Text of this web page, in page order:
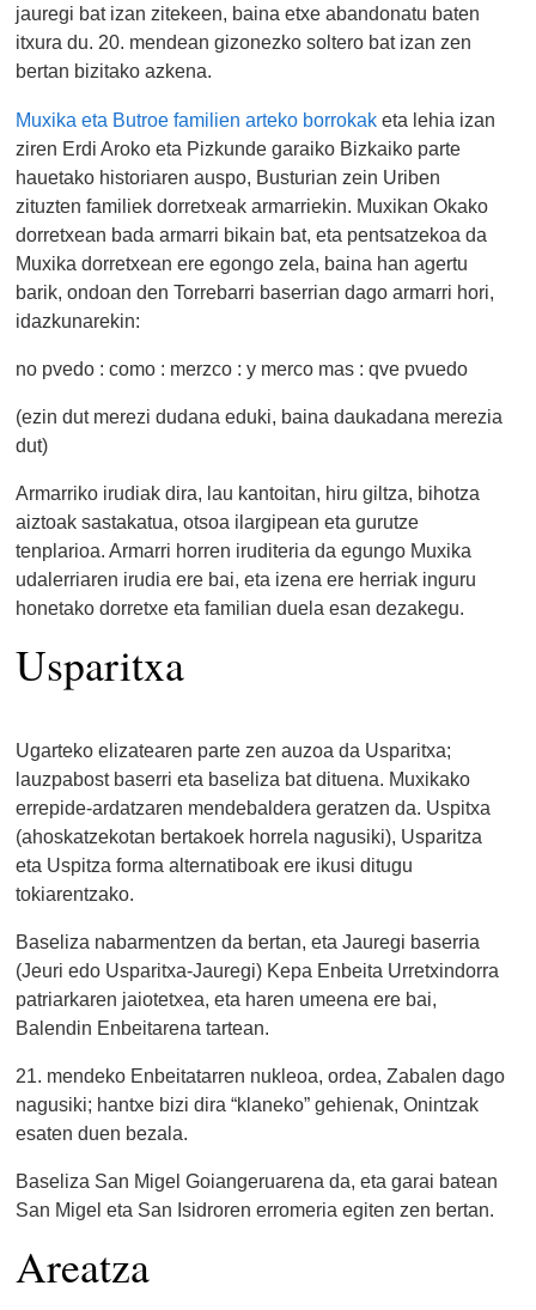
jauregi bat izan zitekeen, baina etxe abandonatu baten
itxura du. 20. mendean gizonezko soltero bat izan zen
bertan bizitako azkena.
Muxika eta Butroe familien arteko borrokak eta lehia izan
ziren Erdi Aroko eta Pizkunde garaiko Bizkaiko parte
hauetako historiaren auspo, Busturian zein Uriben
zituzten familiek dorretxeak armarriekin. Muxikan Okako
dorretxean bada armarri bikain bat, eta pentsatzekoa da
Muxika dorretxean ere egongo zela, baina han agertu
barik, ondoan den Torrebarri baserrian dago armarri hori,
idazkunarekin:
no pvedo : como : merzco : y merco mas : qve pvuedo
(ezin dut merezi dudana eduki, baina daukadana merezia
dut)
Armarriko irudiak dira, lau kantoitan, hiru giltza, bihotza
aiztoak sastakatua, otsoa ilargipean eta gurutze
tenplarioa. Armarri horren iruditeria da egungo Muxika
udalerriaren irudia ere bai, eta izena ere herriak inguru
honetako dorretxe eta familian duela esan dezakegu.
Usparitxa
Ugarteko elizatearen parte zen auzoa da Usparitxa;
lauzpabost baserri eta baseliza bat dituena. Muxikako
errepide-ardatzaren mendebaldera geratzen da. Uspitxa
(ahoskatzekotan bertakoek horrela nagusiki), Usparitza
eta Uspitza forma alternatiboak ere ikusi ditugu
tokiarentzako.
Baseliza nabarmentzen da bertan, eta Jauregi baserria
(Jeuri edo Usparitxa-Jauregi) Kepa Enbeita Urretxindorra
patriarkaren jaiotetxea, eta haren umeena ere bai,
Balendin Enbeitarena tartean.
21. mendeko Enbeitatarren nukleoa, ordea, Zabalen dago
nagusiki; hantxe bizi dira “klaneko” gehienak, Onintzak
esaten duen bezala.
Baseliza San Migel Goiangeruarena da, eta garai batean
San Migel eta San Isidroren erromeria egiten zen bertan.
Areatza